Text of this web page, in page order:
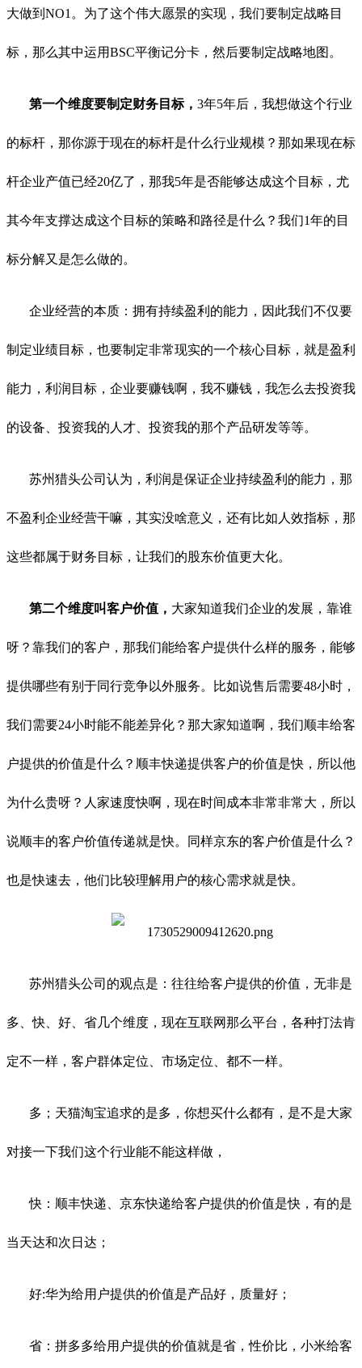
大做到NO1。为了这个伟大愿景的实现，我们要制定战略目
标，那么其中运用BSC平衡记分卡，然后要制定战略地图。
第一个维度要制定财务目标， 3年5年后，我想做这个行业
的标杆，那你源于现在的标杆是什么行业规模？那如果现在标
杆企业产值已经20亿了，那我5年是否能够达成这个目标，尤
其今年支撑达成这个目标的策略和路径是什么？我们1年的目
标分解又是怎么做的。
企业经营的本质：拥有持续盈利的能力，因此我们不仅要
制定业绩目标，也要制定非常现实的一个核心目标，就是盈利
能力，利润目标，企业要赚钱啊，我不赚钱，我怎么去投资我
的设备、投资我的人才、投资我的那个产品研发等等。
苏州猎头公司认为，利润是保证企业持续盈利的能力，那
不盈利企业经营干嘛，其实没啥意义，还有比如人效指标，那
这些都属于财务目标，让我们的股东价值更大化。
第二个维度叫客户价值， 大家知道我们企业的发展，靠谁
呀？靠我们的客户，那我们能给客户提供什么样的服务，能够
提供哪些有别于同行竞争以外服务。比如说售后需要48小时，
我们需要24小时能不能差异化？那大家知道啊，我们顺丰给客
户提供的价值是什么？顺丰快递提供客户的价值是快，所以他
为什么贵呀？人家速度快啊，现在时间成本非常非常大，所以
说顺丰的客户价值传递就是快。同样京东的客户价值是什么？
也是快速去，他们比较理解用户的核心需求就是快。
苏州猎头公司的观点是：往往给客户提供的价值，无非是
多、快、好、省几个维度，现在互联网那么平台，各种打法肯
定不一样，客户群体定位、市场定位、都不一样。
多；天猫淘宝追求的是多，你想买什么都有，是不是大家
对接一下我们这个行业能不能这样做，
快：顺丰快递、京东快递给客户提供的价值是快，有的是
当天达和次日达；
好:华为给用户提供的价值是产品好，质量好；
省：拼多多给用户提供的价值就是省，性价比，小米给客